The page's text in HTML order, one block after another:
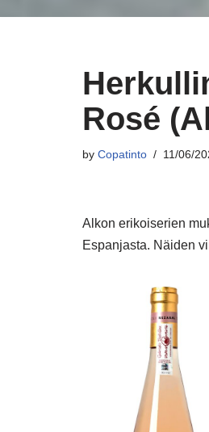
Rosé
by Copatinto 11/06/
Alkon erikoiserien
Espanjasta. Näiden